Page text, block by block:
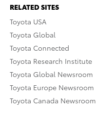
RELATED SITES
Toyota USA
Toyota Global
Toyota Connected
Toyota Research Institute
Toyota Global Newsroom
Toyota Europe Newsroom
Toyota Canada Newsroom